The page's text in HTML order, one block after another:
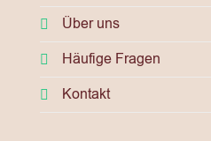
Über uns
Häufige Fragen
Kontakt